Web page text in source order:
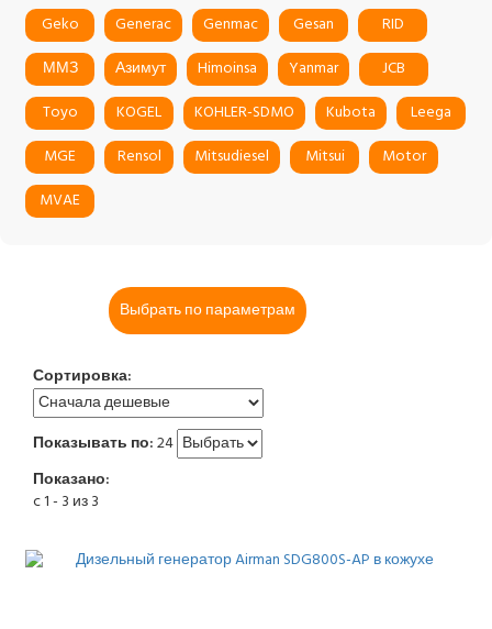
Geko
Generac Genmac Gesan
RID
ММЗ
Азимут Himoinsa Yanmar
JCB
Toyo
KOGEL KOHLER-SDMO Kubota
Leega
MGE
Rensol Mitsudiesel Mitsui
Motor
MVAE
Выбрать по параметрам
Сортировка:
Показывать по:24
Показано:
c 1 - 3 из 3